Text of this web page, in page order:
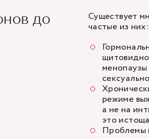
до
Существует
частые из них:
режиме
а не на
это
Проблемы